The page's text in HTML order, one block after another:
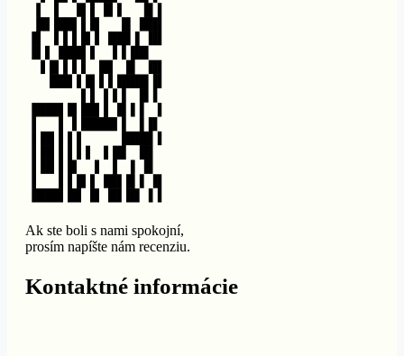
Ak ste boli s nami spokojní,
prosím napíšte nám recenziu.
Kontaktné informácie